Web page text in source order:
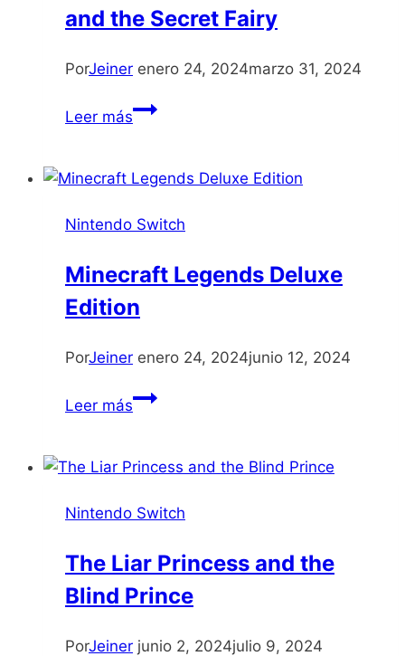
and the Secret Fairy
PorJeiner enero 24, 2024marzo 31, 2024
Leer másAtelier
Lost
and
Secret
Fairy
Nintendo Switch
Minecraft Legends Deluxe
Edition
PorJeiner enero 24, 2024junio 12, 2024
Leer másMinecraft
Edition
Nintendo Switch
The Liar Princess and the
Blind Prince
PorJeiner junio 2, 2024julio 9, 2024